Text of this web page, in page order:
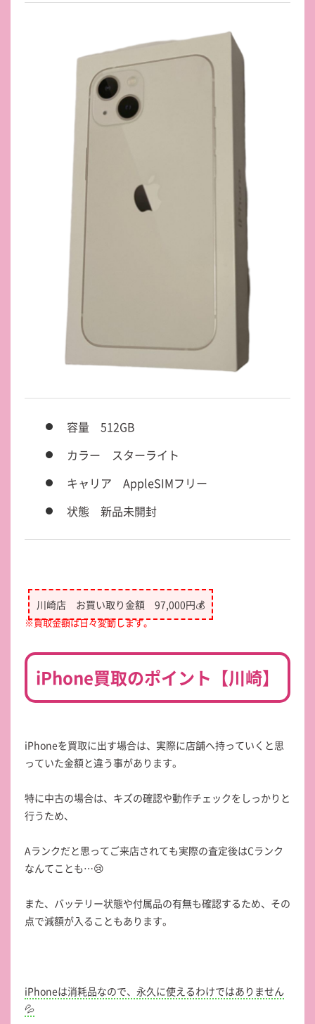
容量 512GB
カラー スターライト
キャリア AppleSIMフリー
状態 新品未開封
川崎店 お買い取り金額 97,000円💰
※買取金額は日々変動します。
iPhone買取のポイント【川崎】
iPhoneを買取に出す場合は、実際に店舗へ持っていくと思
っていた金額と違う事があります。
特に中古の場合は、キズの確認や動作チェックをしっかりと
行うため、
Aランクだと思ってご来店されても実際の査定後はCランク
なんてことも…😢
また、バッテリー状態や付属品の有無も確認するため、その
点で減額が入ることもあります。
iPhoneは消耗品なので、永久に使えるわけではありません
💦